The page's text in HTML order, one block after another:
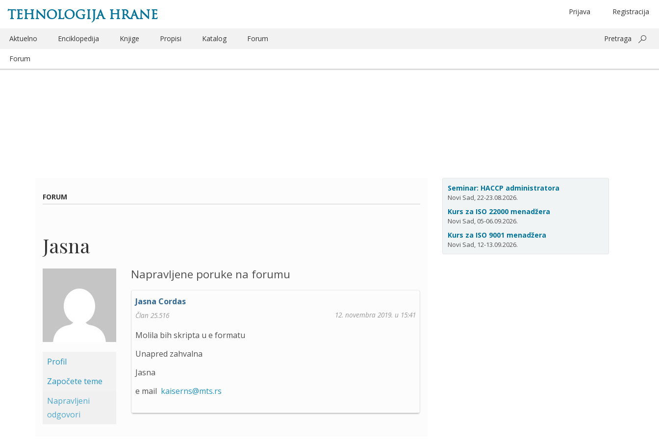
TEHNOLOGIJA HRANE Registracija
Prijava
Aktuelno Enciklopedija Knjige Propisi Katalog Forum Pretraga
Forum
FORUM
Jasna
Profil
Započete teme
Napravljeni
odgovori
Napravljene poruke na forumu
Jasna Cordas
Član 25.516 12. novembra 2019. u 15:41
Molila bih skripta u e formatu
Unapred zahvalna
Jasna
e mail kaiserns@mts.rs
Seminar: HACCP administratora
Novi Sad, 22-23.08.2026.
Kurs za ISO 22000 menadžera
Novi Sad, 05-06.09.2026.
Kurs za ISO 9001 menadžera
Novi Sad, 12-13.09.2026.